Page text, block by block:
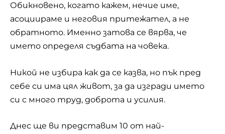
Обикновено, когато кажем, нечие име,
асоциираме и неговия притежател, а не
обратното. Именно затова се вярва, че
името определя съдбата на човека.
Никой не избира как да се казва, но пък пред
себе си има цял живот, за да изгради името
си с много труд, доброта и усилия.
Днес ще ви представим 10 от най-